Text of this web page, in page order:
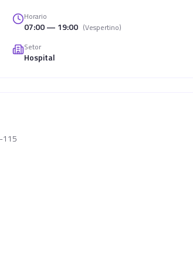
Horario
07:00 — 19:00 (Vespertino)
Setor
Hospital
115